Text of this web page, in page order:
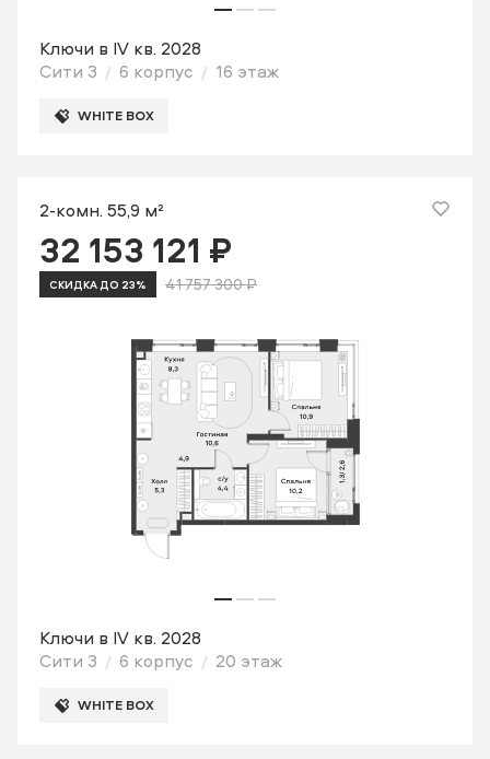
Ключи в IV кв. 2028
Сити 3
6 корпус 16 этаж
WHITE BOX
2-комн. 55,9 м²
32 153 121 ₽
СКИДКА ДО 23% 41 757 300 ₽
Ключи в IV кв. 2028
Сити 3
6 корпус 20 этаж
WHITE BOX